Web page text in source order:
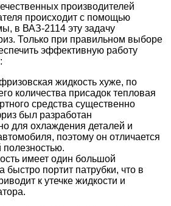
производителей
происходит с помощью
в ВАЗ-2114 эту задачу
Только при правильном выборе
эффективную работу
жидкость хуже, по
количества присадок тепловая
средства существенно
был разработан
для охлаждения деталей и
поэтому он отличается
полезностью.
имеет один большой
быстро портит патрубки, что в
к утечке жидкости и